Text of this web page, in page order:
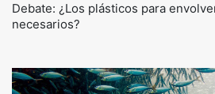
Debate: ¿Los plásticos para
necesarios?